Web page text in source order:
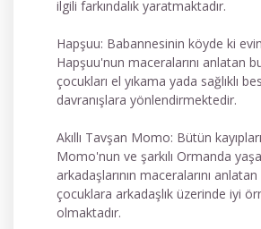
ilgili farkındalık yaratmaktadır.
Hapşuu: Babannesinin köyde ki
Hapşuu'nun maceralarını anlatan
çocukları el yıkama yada sağlıklı
davranışlara yönlendirmektedir.
Akıllı Tavşan Momo: Bütün
Momo'nun ve şarkılı Ormanda
arkadaşlarının maceralarını
çocuklara arkadaşlık üzerinde iyi
olmaktadır.